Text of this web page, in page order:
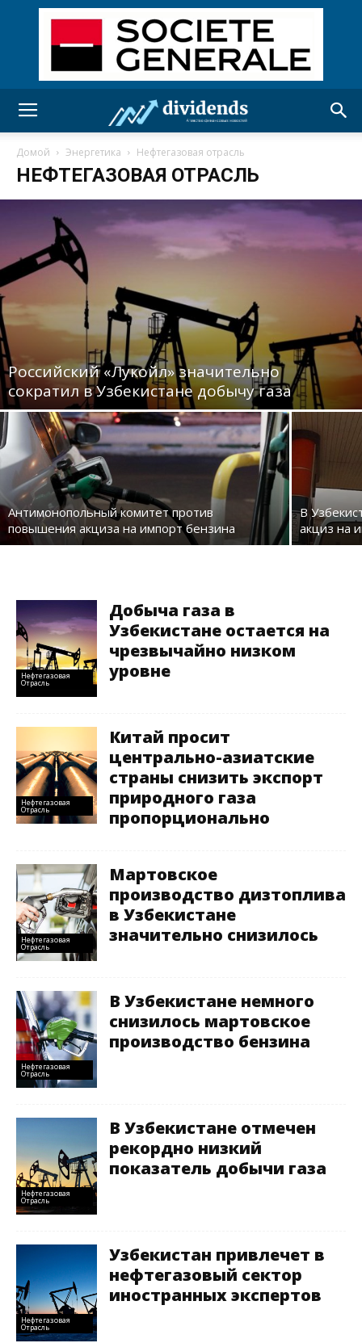
Домой Энергетика Нефтегазовая отрасль
НЕФТЕГАЗОВАЯ ОТРАСЛЬ
Российский «Лукойл» значительно
сократил в Узбекистане добычу газа
Антимонопольный комитет против
повышения акциза на импорт бензина
В
акциз на
Нефтегазовая
Отрасль
Добыча газа в
Узбекистане остается на
чрезвычайно низком
уровне
Нефтегазовая
Отрасль
Китай просит
центрально-азиатские
страны снизить экспорт
природного газа
пропорционально
Нефтегазовая
Отрасль
Мартовское
производство дизтоплива
в Узбекистане
значительно снизилось
Нефтегазовая
Отрасль
В Узбекистане немного
снизилось мартовское
производство бензина
Нефтегазовая
Отрасль
В Узбекистане отмечен
рекордно низкий
показатель добычи газа
Нефтегазовая
Отрасль
Узбекистан привлечет в
нефтегазовый сектор
иностранных экспертов